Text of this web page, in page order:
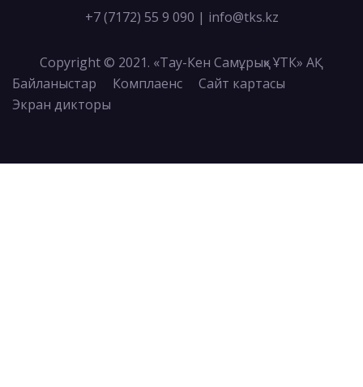
+7 (7172) 55 9 090 | info@tks.kz
Copyright © 2021. «Тау-Кен Самұрық» ҰТК» АҚ
Байланыстар
Комплаенс
Сайт картасы
Экран дикторы